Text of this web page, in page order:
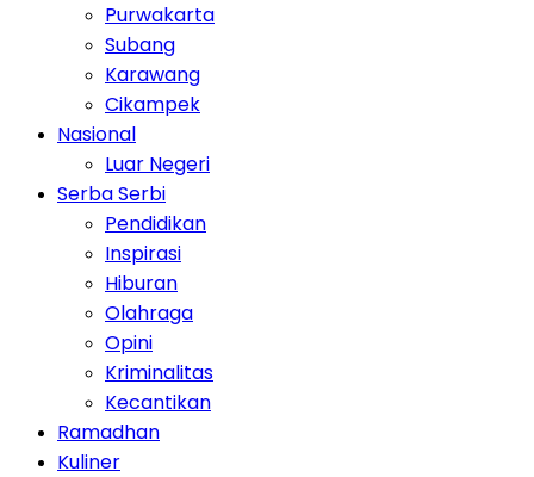
Purwakarta
Subang
Karawang
Cikampek
Nasional
Luar Negeri
Serba Serbi
Pendidikan
Inspirasi
Hiburan
Olahraga
Opini
Kriminalitas
Kecantikan
Ramadhan
Kuliner